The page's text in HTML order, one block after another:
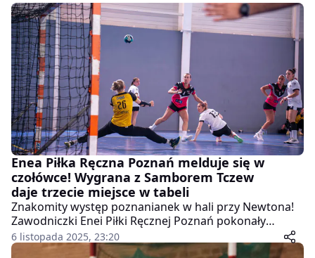
Enea Piłka Ręczna Poznań melduje się w
czołówce! Wygrana z Samborem Tczew
daje trzecie miejsce w tabeli
Znakomity występ poznanianek w hali przy Newtona!
Zawodniczki Enei Piłki Ręcznej Poznań pokonały
Energa Sambor Tczew 30:25 w meczu 8. kolejki i
awansowały na trzecie miejsce w tabeli 1. ligi kobiet.
6 listopada 2025, 23:20